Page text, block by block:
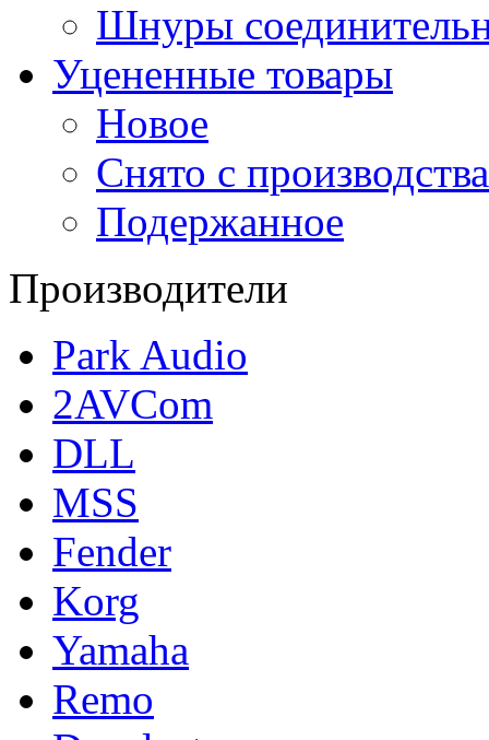
Шнуры
Уцененные товары
Новое
Снято с производства
Подержанное
Производители
Park Audio
2AVCom
DLL
MSS
Fender
Korg
Yamaha
Remo